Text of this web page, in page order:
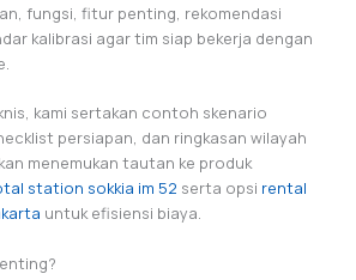
fungsi, fitur penting, rekomendasi
kalibrasi agar tim siap bekerja dengan
kami sertakan contoh skenario
persiapan, dan ringkasan wilayah
menemukan tautan ke produk
station sokkia im 52 serta opsi rental
untuk efisiensi biaya.